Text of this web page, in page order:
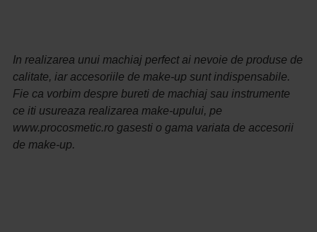
In realizarea unui machiaj perfect ai nevoie de produse de
calitate, iar accesoriile de make-up sunt indispensabile.
Fie ca vorbim despre bureti de machiaj sau instrumente
ce iti usureaza realizarea make-upului, pe
www.procosmetic.ro gasesti o gama variata de accesorii
de make-up.